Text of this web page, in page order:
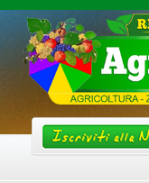
Skip
content